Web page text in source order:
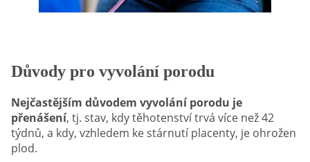
Důvody pro vyvolání porodu
Nejčastějším důvodem vyvolání porodu je
přenášení, tj. stav, kdy těhotenství trvá více než 42
týdnů, a kdy, vzhledem ke stárnutí placenty, je ohrožen
plod.